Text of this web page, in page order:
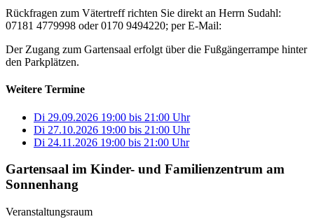
Rückfragen zum Vätertreff richten Sie direkt an Herrn Sudahl:
07181 4779998 oder 0170 9494220; per E-Mail:
Der Zugang zum Gartensaal erfolgt über die Fußgängerrampe hinter
den Parkplätzen.
Weitere Termine
Di 29.09.2026 19:00 bis 21:00 Uhr
Di 27.10.2026 19:00 bis 21:00 Uhr
Di 24.11.2026 19:00 bis 21:00 Uhr
Gartensaal im Kinder- und Familienzentrum am
Sonnenhang
Veranstaltungsraum